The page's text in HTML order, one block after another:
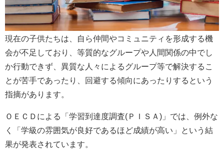
現在の子供たちは、自ら仲間やコミュニティを形成する機
会が不足しており、等質的なグループや人間関係の中でし
か行動できず、異質な人々によるグループ等で解決するこ
とが苦手であったり、回避する傾向にあったりするという
指摘があります。
ＯＥＣＤによる「学習到達度調査(ＰＩＳＡ)」では、例外な
く「学級の雰囲気が良好であるほど成績が高い」という結
果が発表されています。